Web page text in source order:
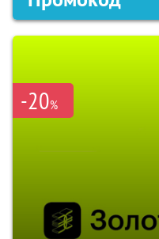
-20%